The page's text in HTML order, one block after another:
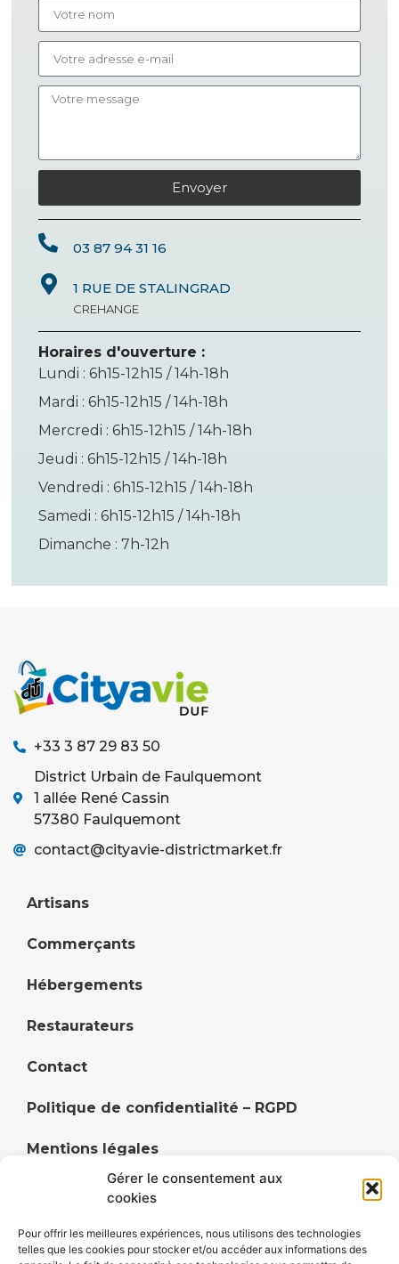
Gérer le consentement aux
cookies
Pour offrir les meilleures expériences, nous utilisons des technologies
telles que les cookies pour stocker et/ou accéder aux informations des
Envoyer
03 87 94 31 16
1 RUE DE STALINGRAD
CREHANGE
Horaires d'ouverture :
Lundi : 6h15-12h15 / 14h-18h
Mardi : 6h15-12h15 / 14h-18h
Mercredi : 6h15-12h15 / 14h-18h
Jeudi : 6h15-12h15 / 14h-18h
Vendredi : 6h15-12h15 / 14h-18h
Samedi : 6h15-12h15 / 14h-18h
Dimanche : 7h-12h
+33 3 87 29 83 50
District Urbain de Faulquemont
1 allée René Cassin
57380 Faulquemont
contact@cityavie-districtmarket.fr
Artisans
Commerçants
Hébergements
Restaurateurs
Contact
Politique de confidentialité – RGPD
Mentions légales
Politique de cookies (UE)